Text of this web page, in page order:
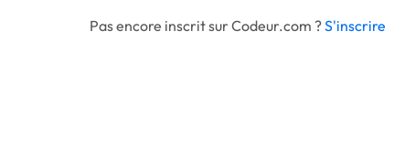
Pas encore inscrit sur Codeur.com ?S'inscrire